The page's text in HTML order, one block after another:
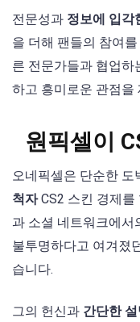
전문성과 정보에 입각
을 더해 팬들의 참여
른 전문가들과 협업하
하고 흥미로운 관점을
원픽셀이
오네픽셀은 단순한
척자CS2 스킨 경제를
과 소셜 네트워크에서
불투명하다고 여겨졌
습니다.
그의 헌신과 간단한 설